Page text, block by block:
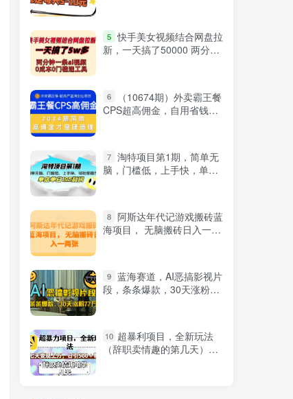
5 快手美女视频结合网盘拉
新，一天搞了50000 两分钟
6
（10674期）外卖霸王餐
CPS超高佣金，自用省钱，
7 淘特项目第1期，简单无
脑，门槛低，上手快，单店
8 阿斯达年代记游戏搬砖蓝
海项目， 无脑搬砖日入一两
9 蓝海赛道，AI恶搞影视片
段，条条爆款，30天涨粉77
10 超暴利项目，全新玩法
（辞职卖情趣的第几天），